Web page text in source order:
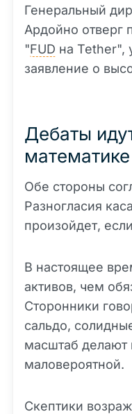
Генеральный
Ардойно отверг
"FUD на Tether",
заявление о
Дебаты
математике
Обе стороны
Разногласия
произойдет,
В настоящее
активов, чем
Сторонники
сальдо,
масштаб делают
маловероятной.
Скептики